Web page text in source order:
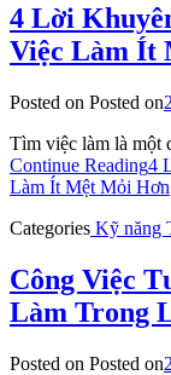
4 Lời
Việc Làm Ít
Posted on Posted on
Tìm việc làm là một
Continue Reading4
Làm Ít Mệt Mỏi Hơn
Categories Kỹ năng
Công Việc
Làm Trong
Posted on Posted on